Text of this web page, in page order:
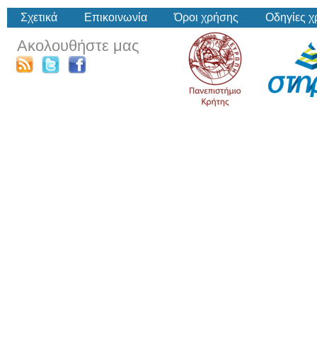
Σχετικά Επικοινωνία Όροι χρήσης Οδηγίες
Ακολουθήστε μας